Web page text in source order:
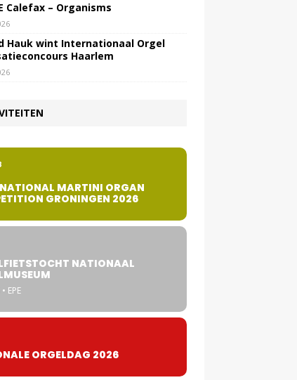
Calefax – Organisms
Hauk wint Internationaal Orgel
Haarlem
MARTINI ORGAN
GRONINGEN 2026
NATIONAAL
EPE
ORGELDAG 2026